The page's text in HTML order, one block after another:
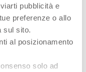
pubblicità e
preferenze o allo
sul sito.
al posizionamento
solo ad
der
kann in 13
angepasst
passt sich
dem
an.